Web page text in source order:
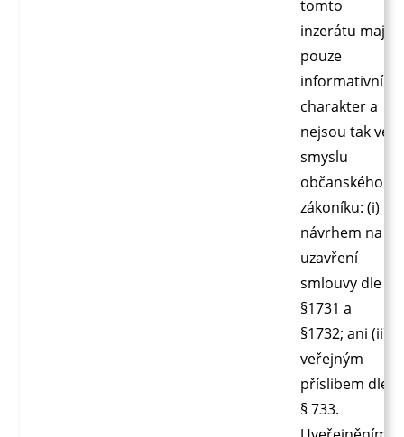
tomto
inzerátu mají
pouze
informativní
charakter a
nejsou tak ve
smyslu
občanského
zákoníku: (i)
návrhem na
uzavření
smlouvy dle
§1731 a
§1732; ani (ii)
veřejným
příslibem dle
§ 733.